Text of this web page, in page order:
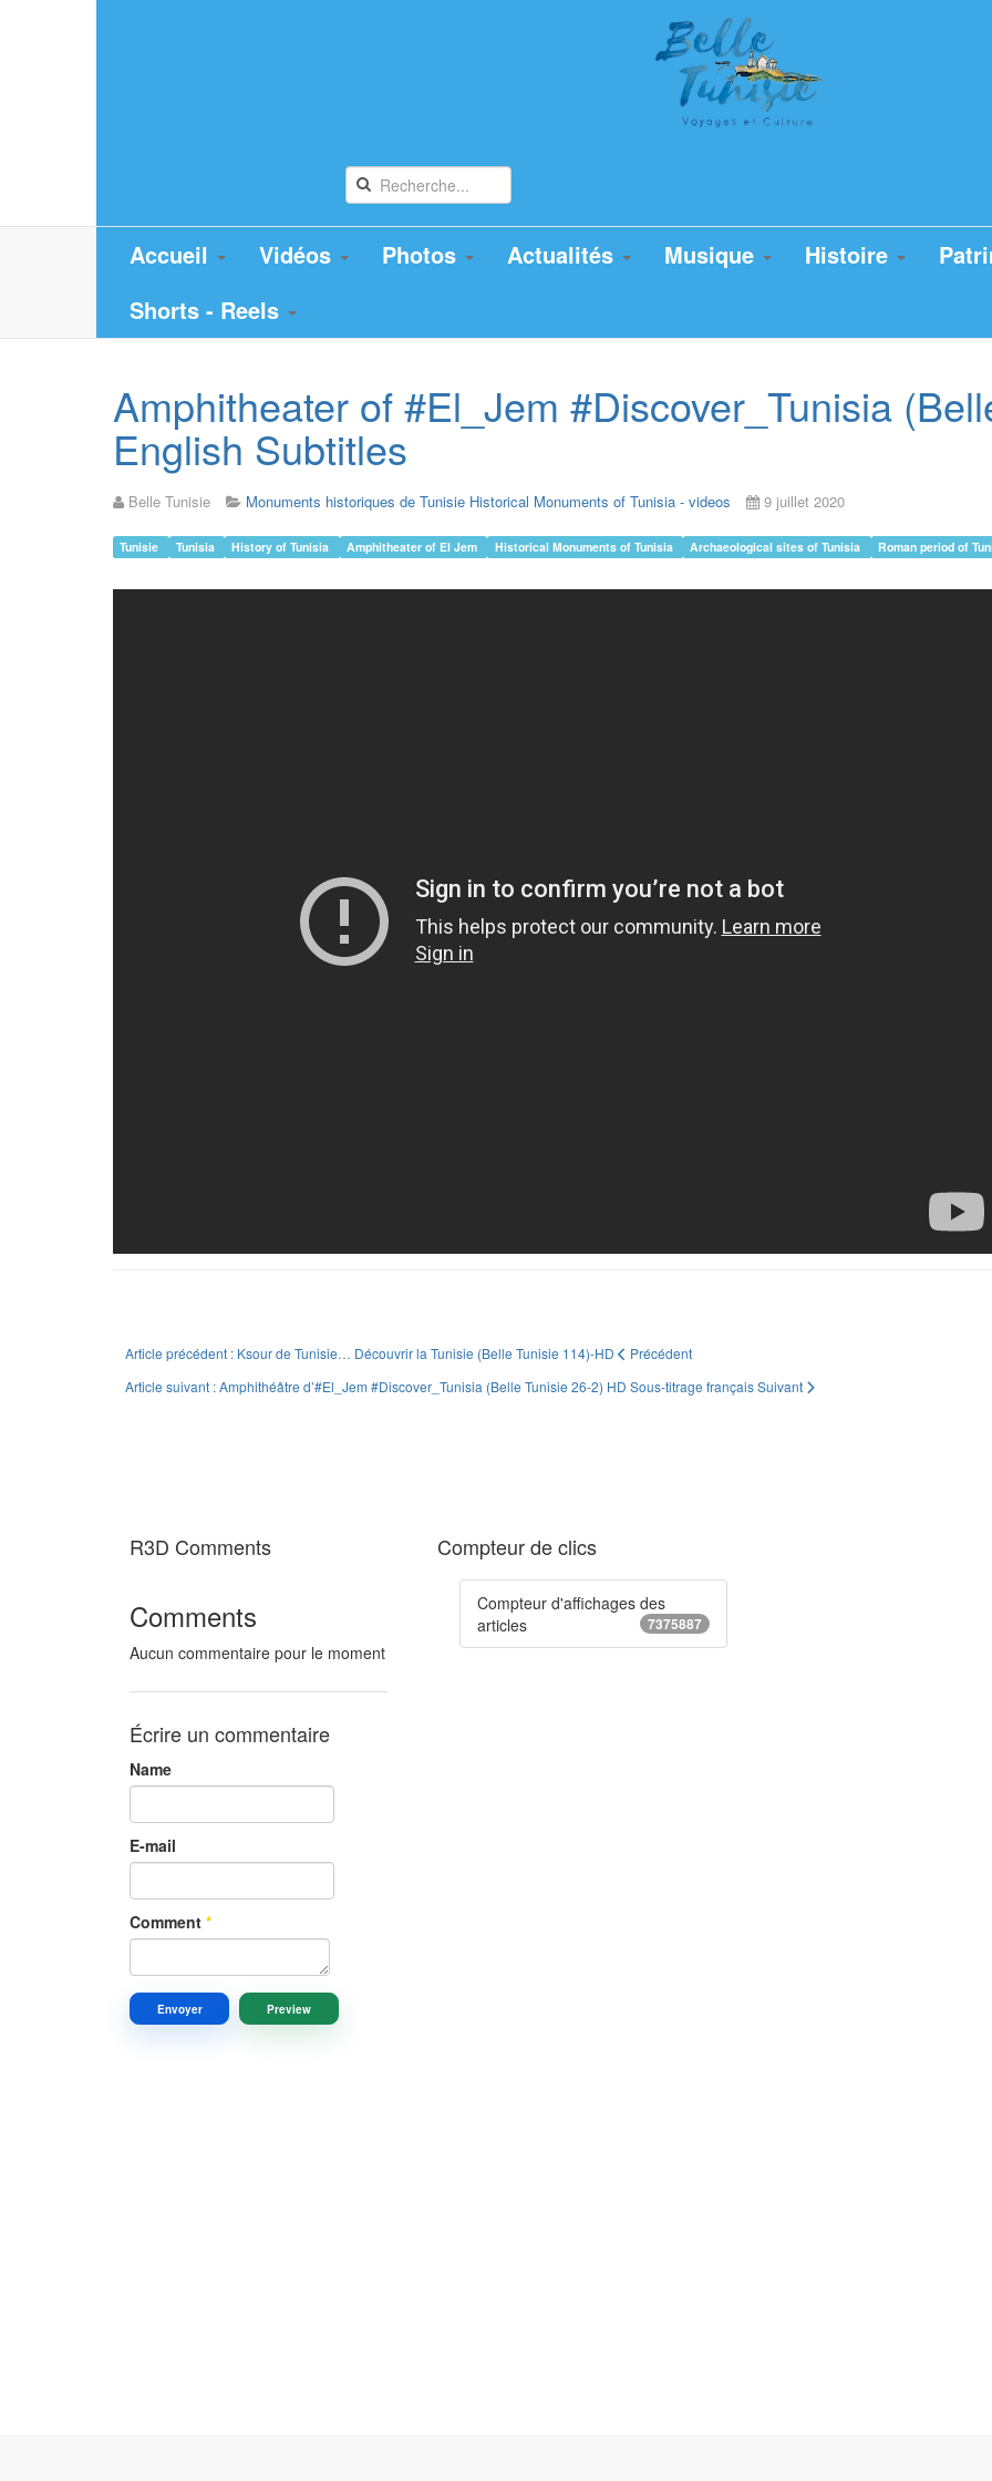
Accueil Vidéos Photos Actualités Musique Histoire
Shorts - Reels
Amphitheater of #El_Jem #Discover_Tunisia
English Subtitles
Belle Tunisie Monuments historiques de Tunisie Historical Monuments of Tunisia - videos 9 juillet 2020
Tunisie Tunisia History of Tunisia Amphitheater of El Jem Historical Monuments of Tunisia Archaeological sites of Tunisia Roman period of
Article précédent : Ksour de Tunisie… Découvrir la Tunisie (Belle Tunisie 114)-HD
Précédent
Article suivant : Amphithéâtre d’#El_Jem #Discover_Tunisia (Belle Tunisie 26-2) HD Sous-titrage françaisSuivant
R3D Comments
Comments
Aucun commentaire pour le moment
Écrire un commentaire
Name
E-mail
Comment *
Envoyer Preview
Compteur de clics
Compteur d'affichages des
articles
7375887